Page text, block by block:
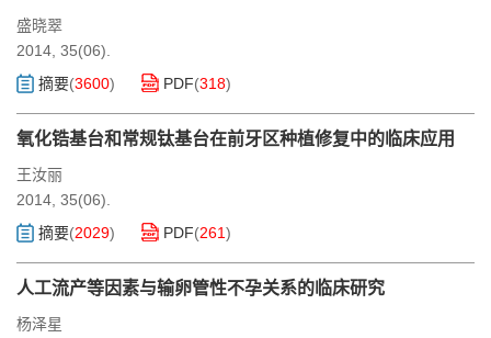
盛晓翠
2014, 35(06).
摘要(3600) PDF(318)
氧化锆基台和常规钛基台在前牙区种植修复中的临床应用
王汝丽
2014, 35(06).
摘要(2029) PDF(261)
人工流产等因素与输卵管性不孕关系的临床研究
杨泽星